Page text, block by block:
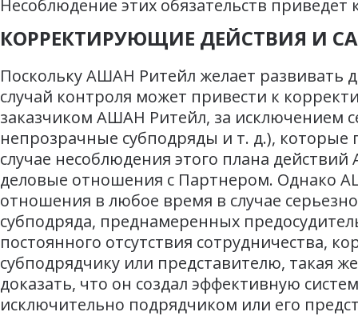
Несоблюдение этих обязательств
КОРРЕКТИРУЮЩИЕ ДЕЙСТВИЯ И
Поскольку АШАН Ритейл желает
случай контроля может привести к
заказчиком АШАН Ритейл, за исключением
непрозрачные субподряды и т. д.),
случае несоблюдения этого плана
деловые отношения с Партнером. Однако
отношения в любое время в случае
субподряда, преднамеренных
постоянного отсутствия сотрудничества,
субподрядчику или представителю, такая
доказать, что он создал эффективную
исключительно подрядчиком или его